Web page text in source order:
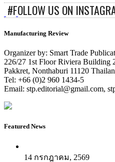
#FOLLOW US ON
Manufacturing Review
Organizer by: Smart Trade
226/27 1st Floor Riviera Building
Pakkret, Nonthaburi 11120
Tel: +66 (0)2 960 1434-5
Email: stp.editorial@gmail.com,
Featured News
14 กรกฎาคม, 2569